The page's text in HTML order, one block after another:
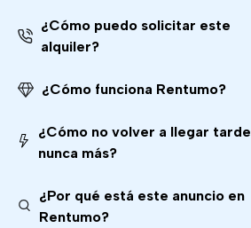
¿Cómo puedo solicitar este
alquiler?
¿Cómo funciona Rentumo?
¿Cómo no volver a llegar tarde
nunca más?
¿Por qué está este anuncio en
Rentumo?